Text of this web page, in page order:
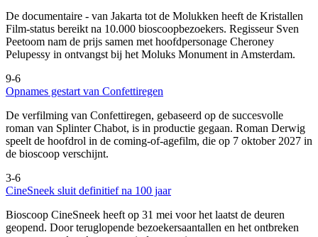
De documentaire - van Jakarta tot de Molukken heeft de Kristallen
Film-status bereikt na 10.000 bioscoopbezoekers. Regisseur Sven
Peetoom nam de prijs samen met hoofdpersonage Cheroney
Pelupessy in ontvangst bij het Moluks Monument in Amsterdam.
9-6
Opnames gestart van Confettiregen
De verfilming van Confettiregen, gebaseerd op de succesvolle
roman van Splinter Chabot, is in productie gegaan. Roman Derwig
speelt de hoofdrol in de coming-of-agefilm, die op 7 oktober 2027 in
de bioscoop verschijnt.
3-6
CineSneek sluit definitief na 100 jaar
Bioscoop CineSneek heeft op 31 mei voor het laatst de deuren
geopend. Door teruglopende bezoekersaantallen en het ontbreken